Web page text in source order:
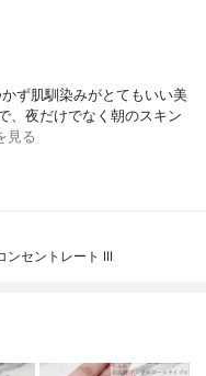
ず肌馴染みがとてもいい美
、夜だけでなく朝のスキン
見る
ンセントレート III